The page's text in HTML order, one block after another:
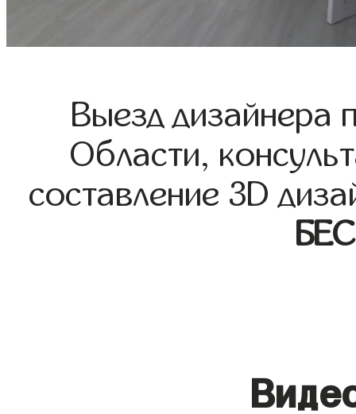
Выезд дизайнера
Области,
составление 3D